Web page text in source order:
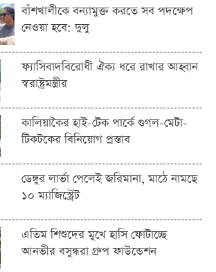
বাঁশখালীকে বন্যামুক্ত করতে সব পদক্ষেপ
নেওয়া হবে: দুলু
ফ্যাসিবাদবিরোধী ঐক্য ধরে রাখার আহ্বান
স্বরাষ্ট্রমন্ত্রীর
কালিয়াকৈর হাই-টেক পার্কে গুগল-মেটা-
টিকটকের বিনিয়োগ প্রস্তাব
ডেঙ্গুর লার্ভা পেলেই জরিমানা, মাঠে নামছে
১০ ম্যাজিস্ট্রেট
এতিম শিশুদের মুখে হাসি ফোটাচ্ছে
আনভীর বসুন্ধরা গ্রুপ ফাউন্ডেশন